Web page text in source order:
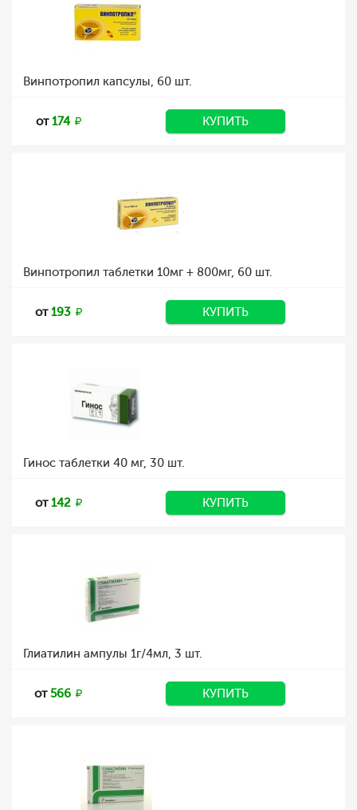
Винпотропил капсулы, 60 шт.
от174 КУПИТЬ
Винпотропил таблетки 10мг + 800мг, 60 шт.
от193 КУПИТЬ
Гинос таблетки 40 мг, 30 шт.
от142 КУПИТЬ
Глиатилин ампулы 1г/4мл, 3 шт.
от566 КУПИТЬ